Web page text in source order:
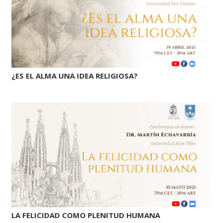
¿ES EL ALMA UNA IDEA RELIGIOSA?
LA FELICIDAD COMO PLENITUD HUMANA